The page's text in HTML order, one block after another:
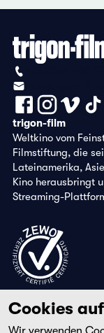
trigon-film
Weltkino vom
Filmstiftung, die
Lateinamerika,
Kino herausbringt
Streaming-
Cookies